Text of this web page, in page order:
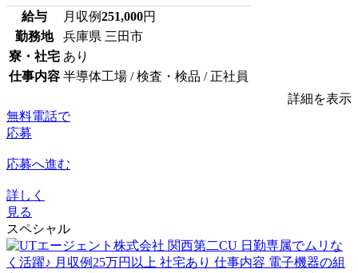
給与 月収例251,000円
勤務地
兵庫県 三田市
寮・社宅 あり
仕事内容 半導体工場 / 検査・検品 / 正社員
詳細を表示
無料電話で
応募
応募へ進む
詳しく
見る
スペシャル